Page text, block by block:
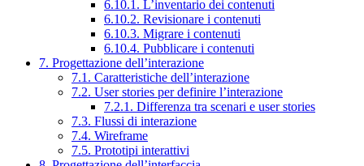
6.10.1. L’inventario dei contenuti
6.10.2. Revisionare i contenuti
6.10.3. Migrare i contenuti
6.10.4. Pubblicare i contenuti
7. Progettazione dell’interazione
7.1. Caratteristiche dell’interazione
7.2. User stories per definire l’interazione
7.2.1. Differenza tra scenari e user stories
7.3. Flussi di interazione
7.4. Wireframe
7.5. Prototipi interattivi